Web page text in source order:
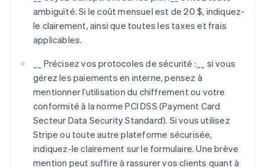
ambiguïté. Si le coût mensuel est de 20 $, indiquez-
le clairement, ainsi que toutes les taxes et frais
applicables.
__ Précisez vos protocoles de sécurité :__ si vous
gérez les paiements en interne, pensez à
mentionner l’utilisation du chiffrement ou votre
conformité à la norme PCI DSS (Payment Card
Secteur Data Security Standard). Si vous utilisez
Stripe ou toute autre plateforme sécurisée,
indiquez-le clairement sur le formulaire. Une brève
mention peut suffire à rassurer vos clients quant à